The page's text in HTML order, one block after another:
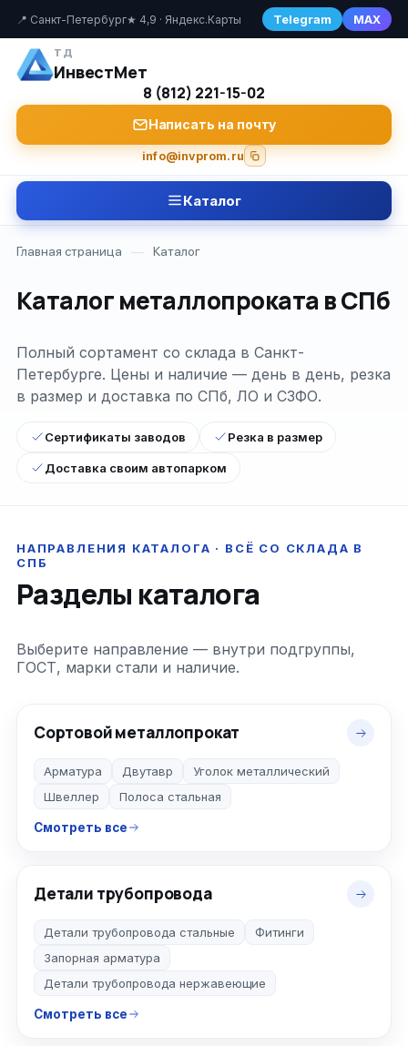
📍 Санкт-Петербург★ 4,9 · Яндекс.Карты Telegram MAX
ТД
ИнвестМет
8 (812) 221-15-02
Написать на почту
info@invprom.ru
Каталог
Главная страница — Каталог
Каталог металлопроката в СПб
Полный сортамент со склада в Санкт-
Петербурге. Цены и наличие — день в день, резка
в размер и доставка по СПб, ЛО и СЗФО.
Сертификаты заводов Резка в размер
Доставка своим автопарком
НАПРАВЛЕНИЯ КАТАЛОГА · ВСЁ СО СКЛАДА В
СПБ
Разделы каталога
Выберите направление — внутри подгруппы,
ГОСТ, марки стали и наличие.
Сортовой металлопрокат
Арматура Двутавр
Уголок металлический
Швеллер
Полоса стальная
Смотреть все
Детали трубопровода
Детали трубопровода стальные
Фитинги
Запорная арматура
Детали трубопровода нержавеющие
Смотреть все